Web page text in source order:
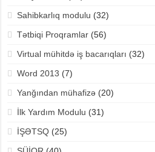
Sahibkarlıq modulu (32)
Tətbiqi Proqramlar(56)
Virtual mühitdə iş bacarıqları (32)
Word 2013 (7)
Yanğından mühafizə(20)
İlk Yardım Modulu (31)
İŞƏTSQ(25)